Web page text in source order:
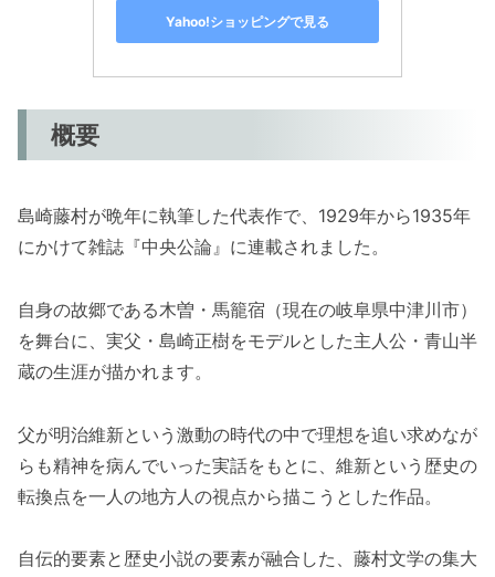
Yahoo!ショッピングで見る
概要
島崎藤村が晩年に執筆した代表作で、1929年から1935年
にかけて雑誌『中央公論』に連載されました。
自身の故郷である木曽・馬籠宿（現在の岐阜県中津川市）
を舞台に、実父・島崎正樹をモデルとした主人公・青山半
蔵の生涯が描かれます。
父が明治維新という激動の時代の中で理想を追い求めなが
らも精神を病んでいった実話をもとに、維新という歴史の
転換点を一人の地方人の視点から描こうとした作品。
自伝的要素と歴史小説の要素が融合した、藤村文学の集大